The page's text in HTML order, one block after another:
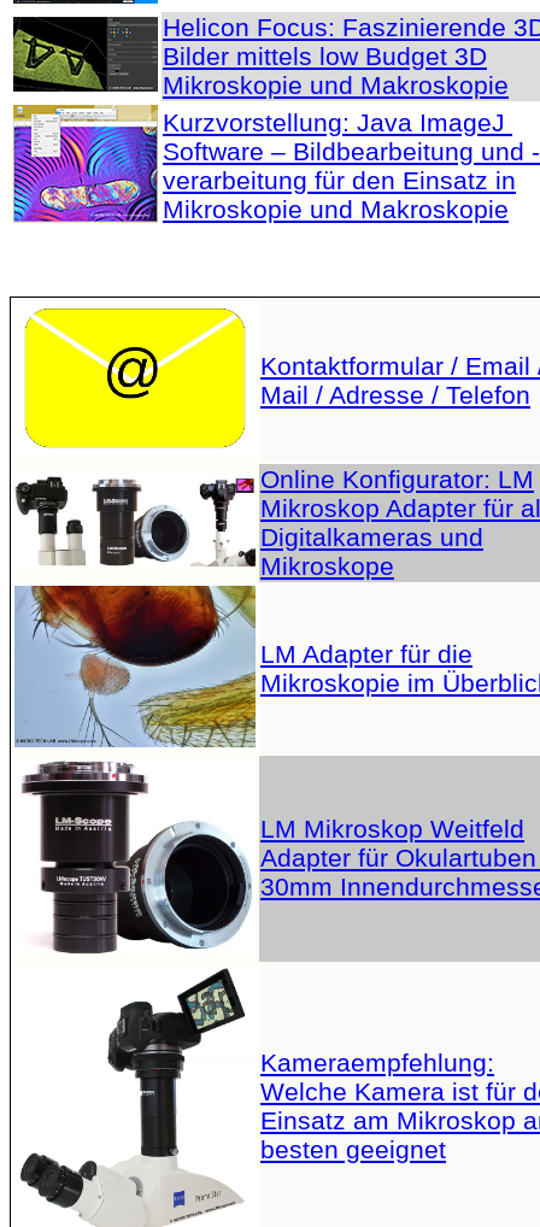
Helicon Focus: Faszinierende
Bilder mittels low Budget 3D
Mikroskopie und Makroskopie
Kurzvorstellung: Java ImageJ
Software – Bildbearbeitung und -
verarbeitung für den Einsatz in
Mikroskopie und Makroskopie
Kontaktformular / Email
Mail / Adresse / Telefon
Online Konfigurator: LM
Mikroskop Adapter für
Digitalkameras und
Mikroskope
LM Adapter für die
Mikroskopie im
LM Mikroskop Weitfeld
Adapter für
30mm
Kameraempfehlung:
Welche Kamera ist für
Einsatz am Mikroskop
besten geeignet